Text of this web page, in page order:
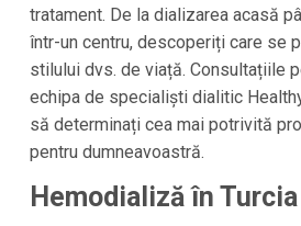
tratament. De la dializarea acasă
într-un centru, descoperiți care se
stilului dvs. de viață. Consultațiile
echipa de specialiști dialitic
să determinați cea mai potrivită
pentru dumneavoastră.
Hemodializă în Turcia